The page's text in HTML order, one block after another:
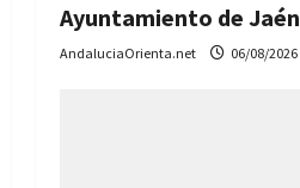
Ayuntamiento de Jaén
AndaluciaOrienta.net 06/08/2026